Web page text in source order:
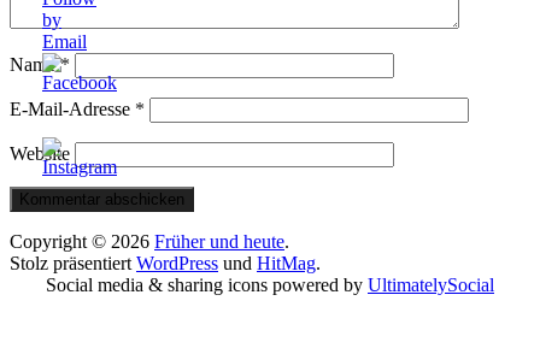
Name*
E-Mail-Adresse *
Website
Copyright © 2026 Früher und heute.
Stolz präsentiert WordPress und HitMag.
Social media & sharing icons powered by UltimatelySocial